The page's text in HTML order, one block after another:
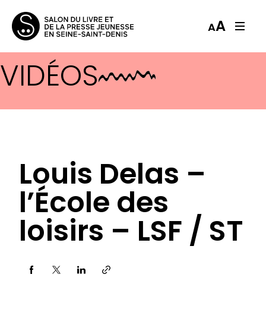
AA
VIDÉOS
Louis Delas –
l’École des
loisirs – LSF / ST
Partager via